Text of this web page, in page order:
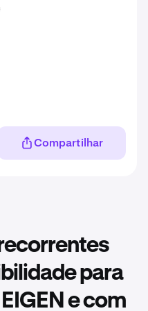
Compartilhar
para
e com